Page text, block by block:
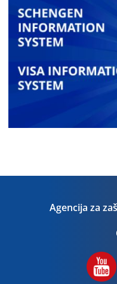
Agencija za